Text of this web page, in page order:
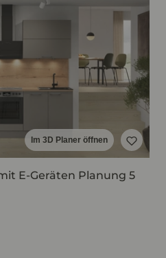
Im 3D Planer öffnen
E-Geräten Planung 5